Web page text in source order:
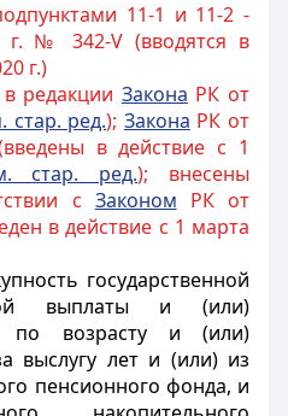
11-1 и 11-2 -
г. № 342-V (вводятся в
г.)
редакции Закона РК от
стар. ред.); Закона РК от
в действие с 1
стар. ред.); внесены
с Законом РК от
в действие с 1 марта
государственной
выплаты и (или)
по возрасту и (или)
выслугу лет и (или) из
пенсионного фонда, и